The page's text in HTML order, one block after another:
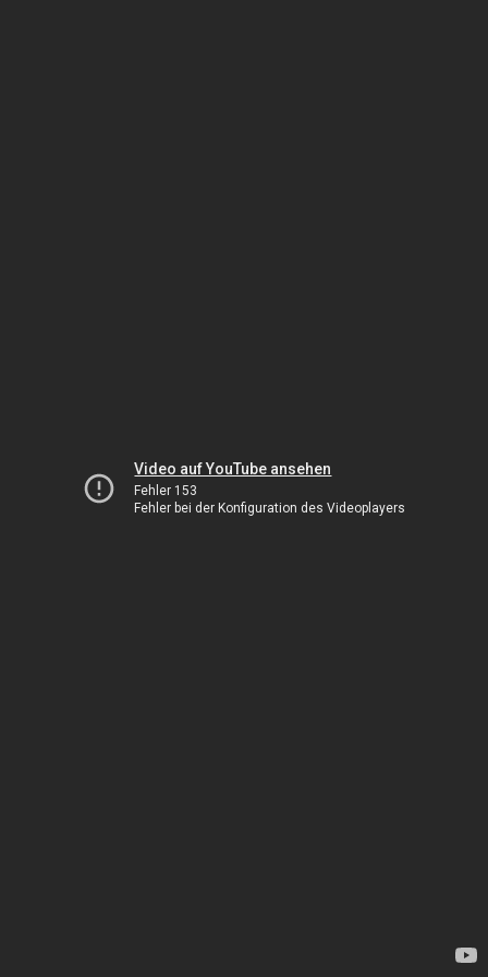
Video auf YouTube ansehen
Fehler 153
Fehler bei der Konfiguration des Videoplayers